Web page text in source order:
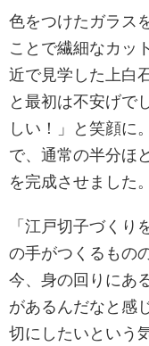
色をつけたガラス
ことで繊細なカッ
近で見学した上白
と最初は不安げで
しい！」と笑顔に
で、通常の半分ほ
を完成させました。
「江戸切子づくり
の手がつくるもの
今、身の回りにあ
があるんだなと感
切にしたいという